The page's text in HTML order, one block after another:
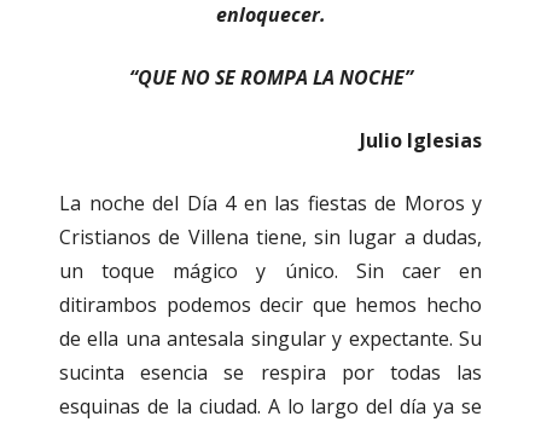
enloquecer.
“QUE NO SE ROMPA LA NOCHE”
Julio Iglesias
La noche del Día 4 en las fiestas de Moros y
Cristianos de Villena tiene, sin lugar a dudas,
un toque mágico y único. Sin caer en
ditirambos podemos decir que hemos hecho
de ella una antesala singular y expectante. Su
sucinta esencia se respira por todas las
esquinas de la ciudad. A lo largo del día ya se